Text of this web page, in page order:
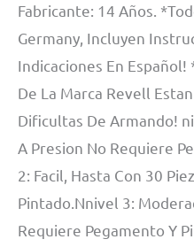
Fabricante: 14 Años.
Germany, Incluyen
Indicaciones En
De La Marca Revell
Dificultas De Armando!
A Presion No Requiere
2: Facil, Hasta Con 30
Pintado.Nnivel 3:
Requiere Pegamento Y